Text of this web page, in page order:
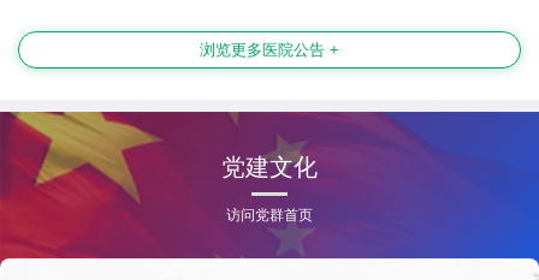
浏览更多医院公告 +
党建文化
访问党群首页